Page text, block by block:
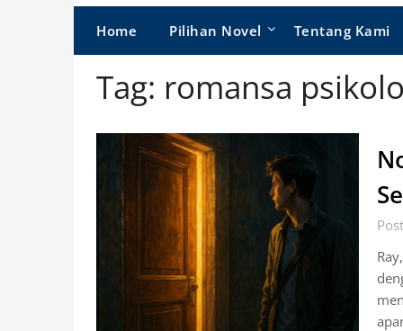
Home Pilihan Novel Tentang Kami
Tag: romansa